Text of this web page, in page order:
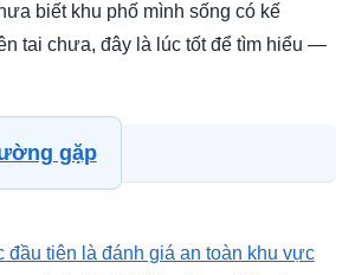
biết khu phố mình sống có kế
tai chưa, đây là lúc tốt để tìm hiểu —
gặp
đầu tiên là đánh giá an toàn khu vực